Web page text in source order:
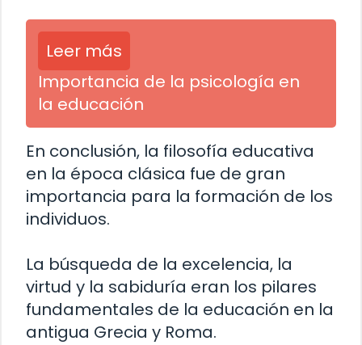
Leer más
Importancia de la psicología en
la educación
En conclusión, la filosofía educativa
en la época clásica fue de gran
importancia para la formación de los
individuos.
La búsqueda de la excelencia, la
virtud y la sabiduría eran los pilares
fundamentales de la educación en la
antigua Grecia y Roma.